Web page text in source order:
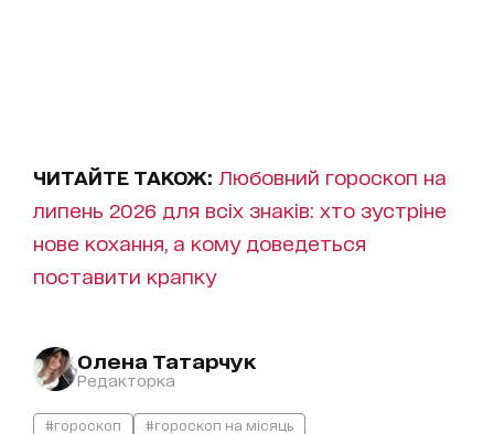
ЧИТАЙТЕ ТАКОЖ: Любовний гороскоп на
липень 2026 для всіх знаків: хто зустріне
нове кохання, а кому доведеться
поставити крапку
Олена Татарчук
Редакторка
#гороскоп
#гороскоп на місяць